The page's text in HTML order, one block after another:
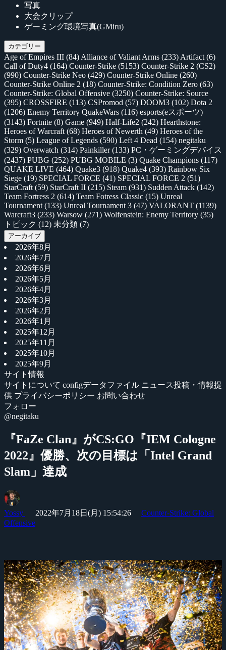
写真
大会クリップ
ゲーミング環境写真(GMiru)
カテゴリー
Age of Empires III (84) Alliance of Valiant Arms (233) Artifact (6)
Call of Duty4 (164) Counter-Strike (5153) Counter-Strike 2 (CS2)
(990) Counter-Strike Neo (429) Counter-Strike Online (260)
Counter-Strike Online 2 (18) Counter-Strike: Condition Zero (63)
Counter-Strike: Global Offensive (3250) Counter-Strike: Source
(395) CROSSFIRE (113) CSPromod (57) DOOM3 (102) Dota 2
(1206) Enemy Territory QuakeWars (116) esports(eスポーツ)
(3143) Fortnite (8) Game (949) Half-Life2 (242) Hearthstone:
Heroes of Warcraft (68) Heroes of Newerth (49) Heroes of the
Storm (5) League of Legends (590) Left 4 Dead (154) negitaku
(329) Overwatch (314) Painkiller(133) PC・ゲーミングデバイス
(2437) PUBG (252) PUBG MOBILE (3) Quake Champions (117)
QUAKE LIVE (464) Quake3 (918) Quake4 (393) Rainbow Six
Siege (19) SPECIAL FORCE (41) SPECIAL FORCE 2 (51)
StarCraft (59) StarCraft II (215) Steam (931) Sudden Attack (142)
Team Fortress 2 (614) Team Fotress Classic (15) Unreal
Tournament (133) Unreal Tournament 3 (47) VALORANT (1139)
Warcraft3 (233) Warsow (271) Wolfenstein: Enemy Territory (35)
トピック (12) 未分類 (7)
アーカイブ
2026年8月
2026年7月
2026年6月
2026年5月
2026年4月
2026年3月
2026年2月
2026年1月
2025年12月
2025年11月
2025年10月
2025年9月
サイト情報
サイトについて configデータファイル ニュース投稿・情報提
供 プライバシーポリシー お問い合わせ
フォロー
@negitaku
『FaZe Clan』がCS:GO『IEM Cologne
2022』優勝、次の目標は「Intel Grand
Slam」達成
Yossy 2022年7月18日(月) 15:54:26
Counter-Strike: Global
Offensive